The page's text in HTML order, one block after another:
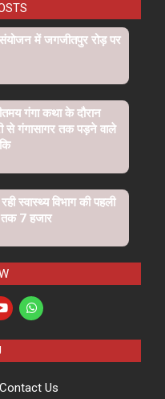
में जगजीतपुर रोड़ पर
गंगा कथा के दौरान
से गंगासागर तक पड़ने वाले
स्वास्थ्य विभाग की पहली
तक 7 हजार
Contact Us